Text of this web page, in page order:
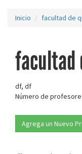
Inicio facultad de
facultad
df, df
Número de
Agrega un Nuevo